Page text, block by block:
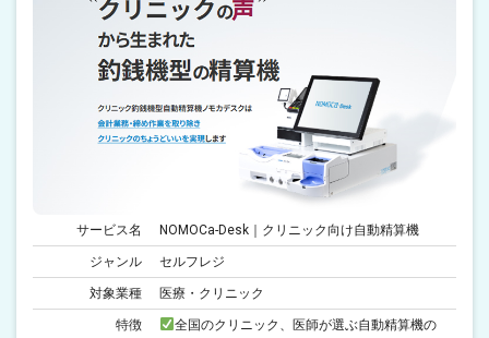
サービス名 NOMOCa-Desk｜クリニック向け自動精算機
ジャンル セルフレジ
対象業種 医療・クリニック
特徴
全国のクリニック、医師が選ぶ自動精算機の